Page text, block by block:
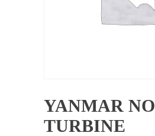
YANMAR
TURBINE